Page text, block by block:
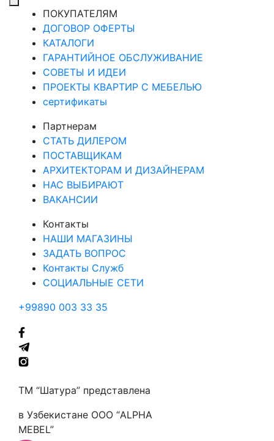
ПОКУПАТЕЛЯМ
ДОГОВОР ОФЕРТЫ
КАТАЛОГИ
ГАРАНТИЙНОЕ ОБСЛУЖИВАНИЕ
СОВЕТЫ И ИДЕИ
ПРОЕКТЫ КВАРТИР С МЕБЕЛЬЮ
сертификаты
Партнерам
СТАТЬ ДИЛЕРОМ
ПОСТАВЩИКАМ
АРХИТЕКТОРАМ И ДИЗАЙНЕРАМ
НАС ВЫБИРАЮТ
ВАКАНСИИ
Контакты
НАШИ МАГАЗИНЫ
ЗАДАТЬ ВОПРОС
Контакты Служб
СОЦИАЛЬНЫЕ СЕТИ
+99890 003 33 35
ТМ “Шатура” представлена
в Узбекистане ООО “ALPHA
MEBEL”